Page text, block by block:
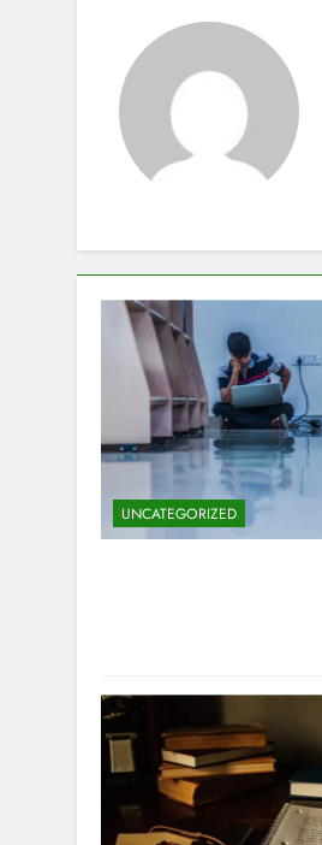
UNCATEGORIZED